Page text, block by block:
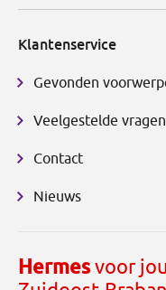
Klantenservice
Gevonden
Veelgestelde vragen
Contact
Nieuws
Hermesvoor